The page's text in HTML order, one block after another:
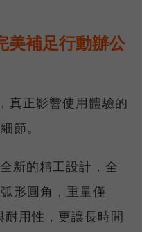
美補足行動辦公
真正影響使用體驗的
節。
新的精工設計，全
形圓角，重量僅
用性，更讓長時間